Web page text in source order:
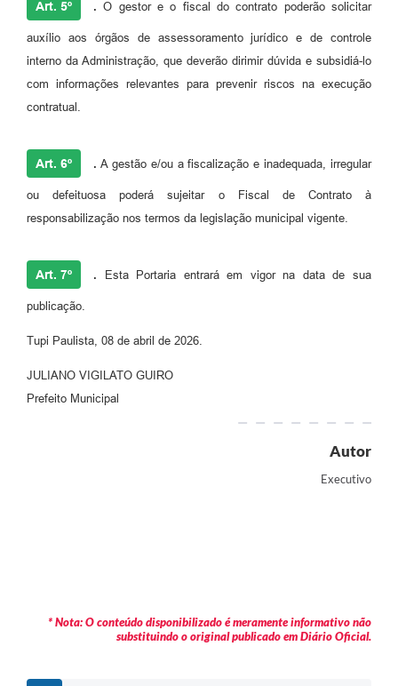
Art. 5º . O gestor e o fiscal do contrato poderão solicitar
auxílio aos órgãos de assessoramento jurídico e de controle
interno da Administração, que deverão dirimir dúvida e subsidiá-lo
com informações relevantes para prevenir riscos na execução
contratual.
Art. 6º . A gestão e/ou a fiscalização e inadequada, irregular
ou defeituosa poderá sujeitar o Fiscal de Contrato à
responsabilização nos termos da legislação municipal vigente.
Art. 7º . Esta Portaria entrará em vigor na data de sua
publicação.
Tupi Paulista, 08 de abril de 2026.
JULIANO VIGILATO GUIRO
Prefeito Municipal
Autor
Executivo
* Nota: O conteúdo disponibilizado é meramente informativo não
substituindo o original publicado em Diário Oficial.